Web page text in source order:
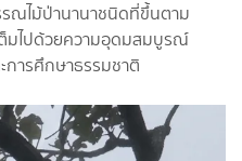
ณไม้ป่านานาชนิดที่ขึ้นตาม
ต็มไปด้วยความอุดมสมบูรณ์
การศึกษาธรรมชาติ